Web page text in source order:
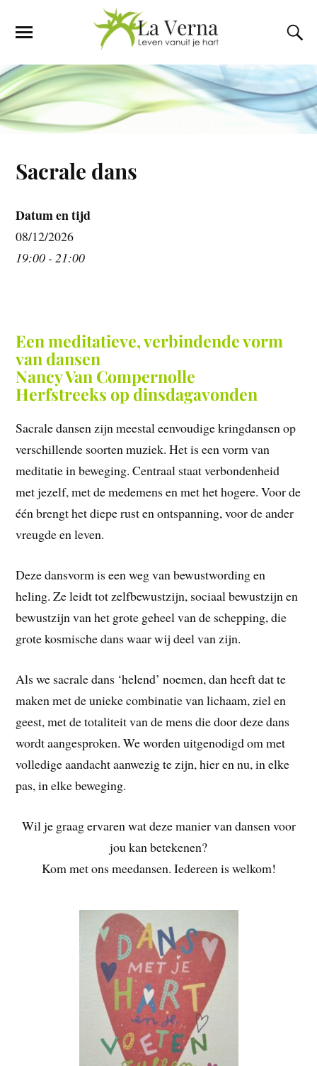
Sacrale dans
Datum en tijd
08/12/2026
19:00 - 21:00
Een meditatieve, verbindende vorm
van dansen
Nancy Van Compernolle
Herfstreeks op dinsdagavonden
Sacrale dansen zijn meestal eenvoudige kringdansen op
verschillende soorten muziek. Het is een vorm van
meditatie in beweging. Centraal staat verbondenheid
met jezelf, met de medemens en met het hogere. Voor de
één brengt het diepe rust en ontspanning, voor de ander
vreugde en leven.
Deze dansvorm is een weg van bewustwording en
heling. Ze leidt tot zelfbewustzijn, sociaal bewustzijn en
bewustzijn van het grote geheel van de schepping, die
grote kosmische dans waar wij deel van zijn.
Als we sacrale dans ‘helend’ noemen, dan heeft dat te
maken met de unieke combinatie van lichaam, ziel en
geest, met de totaliteit van de mens die door deze dans
wordt aangesproken. We worden uitgenodigd om met
volledige aandacht aanwezig te zijn, hier en nu, in elke
pas, in elke beweging.
Wil je graag ervaren wat deze manier van dansen voor
jou kan betekenen?
Kom met ons meedansen. Iedereen is welkom!